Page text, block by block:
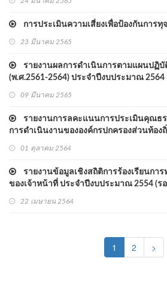
การประเมินความเสี่ยงเพื่อป้องกันการทุ
23 มีนาคม 2565
รายงานผลการดำเนินการตามแผนปฏิบั
(พ.ศ.2561-2564) ประจำปีงบประมาณ
09 มีนาคม 2565
รายงานการลคะแนนการประเมินคุณธ
การดำเนินงานขององค์กรปกครองส่วนท้อง
01 ตุลาคม 2564
รายงานข้อมูลเชิงสถิติการร้องเรียนกา
ของเจ้าหน้าที่ ประจำปีงบประมาณ 2554 (ร
22 เมษายน 2564
1 (current)
2 >